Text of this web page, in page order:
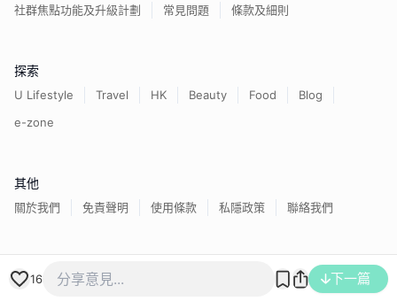
16 下一篇
社群焦點功能及升級計劃
常見問題 條款及細則
探索
U Lifestyle Travel HK Beauty Food
Blog
e-zone
其他
關於我們 免責聲明 使用條款 私隱政策 聯絡我們
香港經濟日報版權所有©